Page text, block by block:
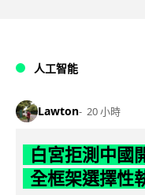
人工智能
Lawton 20 小時
白宮拒測中國
全框架選擇性